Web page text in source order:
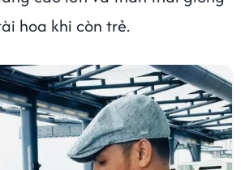
hoa khi còn trẻ.